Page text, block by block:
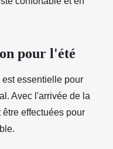
pour l'été
est essentielle pour
Avec l'arrivée de la
effectuées pour